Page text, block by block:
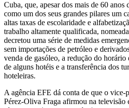
Cuba, que, apesar dos mais de 60
como um dos seus grandes pilares um
altas taxas de escolaridade e
trabalho altamente qualificada,
decretou uma série de medidas
sem importações de petróleo e
venda de gasóleo, a redução do
de alguns hotéis e a transferência dos
hoteleiras.
A agência EFE dá conta de que o
Pérez-Oliva Fraga afirmou na televisão